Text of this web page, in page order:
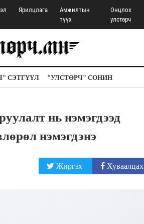
Ярилцлага
Амжилтын
түүх
Онцлох
улстөрч
СЭТГҮҮЛ "УЛСТӨРЧ" СОНИН
нь нэмэгдээд
нэмэгдэнэ
Жиргэх Хуваалцах